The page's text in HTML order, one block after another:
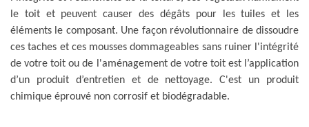
le toit et peuvent causer des dégâts pour les tuiles et les
éléments le composant. Une façon révolutionnaire de dissoudre
ces taches et ces mousses dommageables sans ruiner l'intégrité
de votre toit ou de l'aménagement de votre toit est l’application
d’un produit d’entretien et de nettoyage. C'est un produit
chimique éprouvé non corrosif et biodégradable.